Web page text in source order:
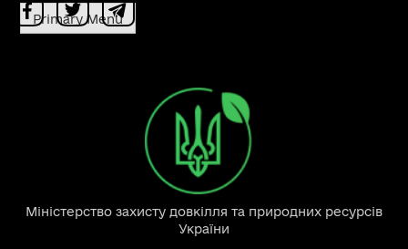
Primary Menu
Міністерство захисту довкілля та природних ресурсів
України